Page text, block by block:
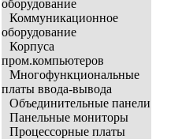
оборудование
Коммуникационное
оборудование
Корпуса
пром.компьютеров
Многофункциональные
платы ввода-вывода
Объединительные панели
Панельные мониторы
Процессорные платы